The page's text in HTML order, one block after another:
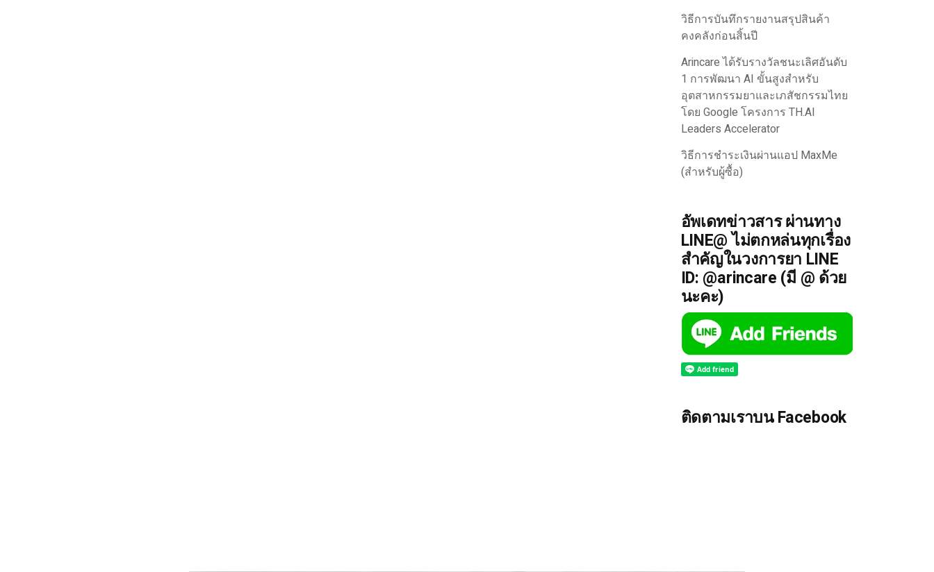
วิธีการบันทึกรายงานสรุปสินค้า
คงคลังก่อนสิ้นปี
Arincare ได้รับรางวัลชนะเลิศอันดับ
1 การพัฒนา AI ขั้นสูงสำหรับ
อุตสาหกรรมยาและเภสัชกรรมไทย
โดย Google โครงการ TH.AI
Leaders Accelerator
วิธีการชำระเงินผ่านแอป MaxMe
(สำหรับผู้ซื้อ)
อัพเดทข่าวสาร ผ่านทาง
LINE@ ไม่ตกหล่นทุกเรื่อง
สำคัญในวงการยา LINE
ID: @arincare (มี @ ด้วย
นะคะ)
ติดตามเราบน Facebook